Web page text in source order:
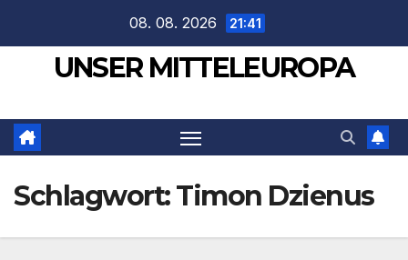
springen
08. 08. 2026 21:41
UNSER MITTELEUROPA
Schlagwort:Timon Dzienus